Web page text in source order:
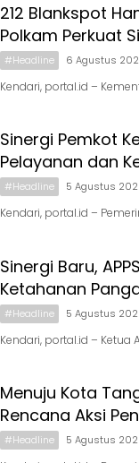
212 Blankspot
Polkam Perkuat
#Headline 6 Agustus
Kendari, portal.id –
Sinergi Pemkot
Pelayanan dan
#Headline 5 Agustus
Kendari, portal.id –
Sinergi Baru,
Ketahanan
#Headline 5 Agustus
Kendari, portal.id – Ketua
Menuju Kota
Rencana Aksi
#Headline 5 Agustus